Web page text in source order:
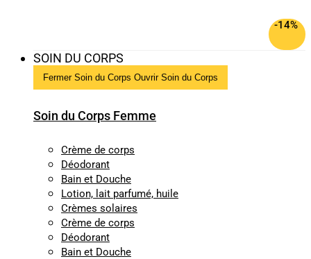
-14%
SOIN DU CORPS
Fermer Soin du Corps Ouvrir Soin du Corps
Soin du Corps Femme
Crème de corps
Déodorant
Bain et Douche
Lotion, lait parfumé, huile
Crèmes solaires
Crème de corps
Déodorant
Bain et Douche